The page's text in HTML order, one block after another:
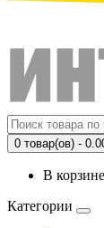
0 товар(ов) -
В
Категории